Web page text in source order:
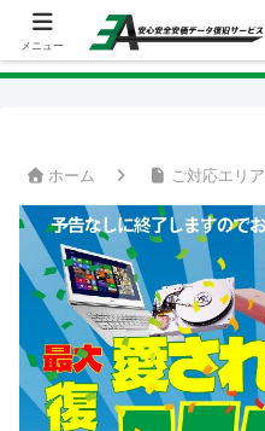
ホーム ご対応エリア
メニュー